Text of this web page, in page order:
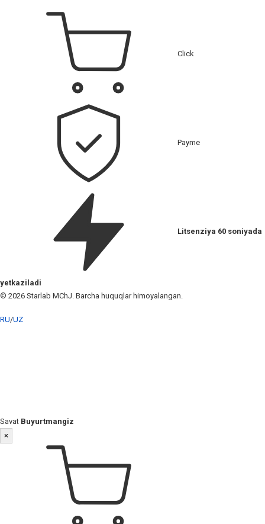
Click
Payme
Litsenziya 60 soniyada
yetkaziladi
© 2026 Starlab MChJ. Barcha huquqlar himoyalangan.
RU/UZ
Savat Buyurtmangiz
×